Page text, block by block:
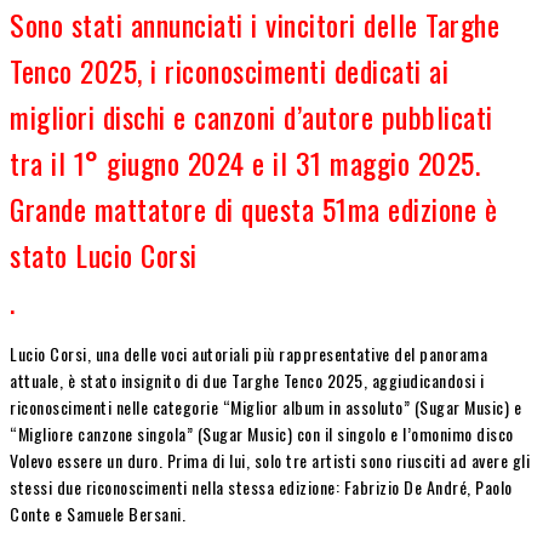
Sono stati annunciati i vincitori delle Targhe
Tenco 2025, i riconoscimenti dedicati ai
migliori dischi e canzoni d’autore pubblicati
tra il 1° giugno 2024 e il 31 maggio 2025.
Grande mattatore di questa 51ma edizione è
stato Lucio Corsi
.
Lucio Corsi, una delle voci autoriali più rappresentative del panorama
attuale, è stato insignito di due Targhe Tenco 2025, aggiudicandosi i
riconoscimenti nelle categorie “Miglior album in assoluto” (Sugar Music) e
“Migliore canzone singola” (Sugar Music) con il singolo e l’omonimo disco
Volevo essere un duro. Prima di lui, solo tre artisti sono riusciti ad avere gli
stessi due riconoscimenti nella stessa edizione: Fabrizio De André, Paolo
Conte e Samuele Bersani.